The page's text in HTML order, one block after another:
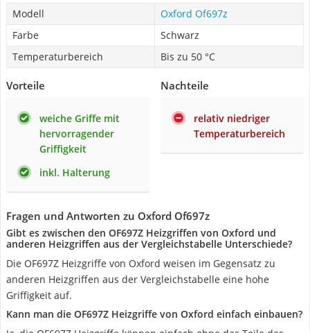
Modell
Oxford Of697z
Farbe
Schwarz
Temperaturbereich
Bis zu 50 °C
Vorteile
weiche Griffe mit
hervorragender
Griffigkeit
inkl. Halterung
Nachteile
relativ niedriger
Temperaturbereich
Fragen und Antworten zu Oxford Of697z
Gibt es zwischen den OF697Z Heizgriffen von Oxford und
anderen Heizgriffen aus der Vergleichstabelle Unterschiede?
Die OF697Z Heizgriffe von Oxford weisen im Gegensatz zu
anderen Heizgriffen aus der Vergleichstabelle eine hohe
Griffigkeit auf.
Kann man die OF697Z Heizgriffe von Oxford einfach einbauen?